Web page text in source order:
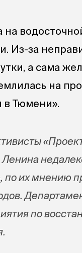
на
Из-за
а сама
на
в Тюмени».
Ленина
по их мнению
по